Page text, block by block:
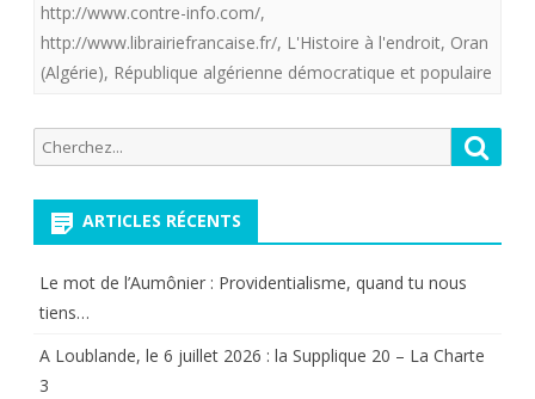
que
parce
à
genoux”
http://www.contre-info.com/,
http://www.librairiefrancaise.fr/, L'Histoire à l'endroit, Oran
(Algérie), République algérienne démocratique et populaire
Recherche
pour:
ARTICLES RÉCENTS
Le mot de l’Aumônier : Providentialisme, quand tu nous
tiens…
A Loublande, le 6 juillet 2026 : la Supplique 20 – La Charte
3